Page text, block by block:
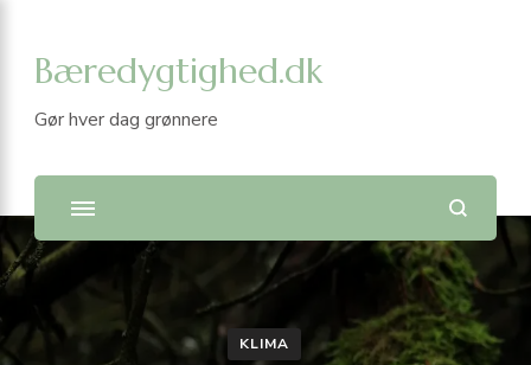
Bæredygtighed.dk
Gør hver dag grønnere
KLIMA